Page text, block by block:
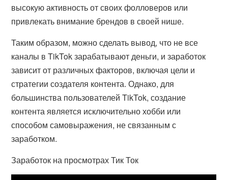
высокую активность от своих фолловеров или
привлекать внимание брендов в своей нише.
Таким образом, можно сделать вывод, что не все
каналы в TikTok зарабатывают деньги, и заработок
зависит от различных факторов, включая цели и
стратегии создателя контента. Однако, для
большинства пользователей TikTok, создание
контента является исключительно хобби или
способом самовыражения, не связанным с
заработком.
Заработок на просмотрах Тик Ток